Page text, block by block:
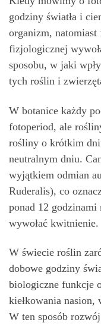
godziny światła i
organizm,
fizjologicznej
sposobu, w jaki
tych roślin i
W botanice każdy
fotoperiod, ale
rośliny o krótkim
neutralnym dniu.
wyjątkiem odmian
Ruderalis), co
ponad 12
wywołać kwitnienie.
W świecie roślin
dobowe godziny
biologiczne funkcje
kiełkowania
W ten sposób